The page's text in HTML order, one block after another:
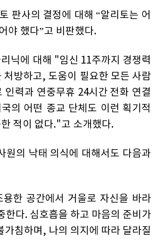
판사의 결정에 대해 “알리토는 어
야 했다”고 비판했다.
닉에 대해 "임신 11주까지 경쟁력
처방하고, 도움이 필요한 모든 사람
인력과 연중무휴 24시간 전화 연결
의 어떤 종교 단체도 이런 획기적
적이 없다."고 소개했다.
원의 낙태 의식에 대해서도 다음과
한 공간에서 거울로 자신을 바라
한다. 심호흡을 하고 마음의 준비가
가침하며, 나의 의지에 따라 달라질